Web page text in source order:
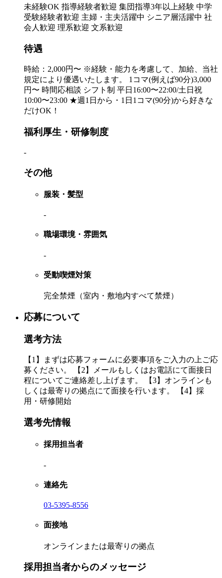
未経験OK 指導経験者歓迎 集団指導3年以上経験 中学
受験経験者歓迎 主婦・主夫活躍中 シニア層活躍中 社
会人歓迎 理系歓迎 文系歓迎
待遇
時給：2,000円〜 ※経験・能力を考慮して、加給、当社
規定により優遇いたします。 1コマ(例えば90分)3,000
円〜 時間応相談 シフト制 平日16:00〜22:00/土日祝
10:00〜23:00 ★週1日から・1日1コマ(90分)から好きな
だけOK！
福利厚生・研修制度
-
その他
服装・髪型
-
職場環境・雰囲気
-
受動喫煙対策
完全禁煙（室内・敷地内すべて禁煙）
応募について
選考方法
【1】まずは応募フォームに必要事項をご入力の上ご応
募ください。 【2】メールもしくはお電話にて面接日
程についてご連絡差し上げます。 【3】オンラインも
しくは最寄りの拠点にて面接を行います。 【4】採
用・研修開始
選考先情報
採用担当者
-
連絡先
03-5395-8556
面接地
オンラインまたは最寄りの拠点
採用担当者からのメッセージ